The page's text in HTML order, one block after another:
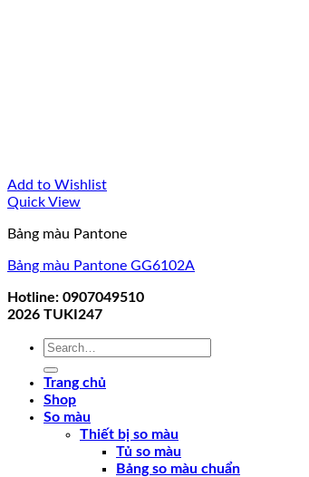
Add to Wishlist
Quick View
Bảng màu Pantone
Bảng màu Pantone GG6102A
Hotline: 0907049510
2026 TUKI247
Search
Trang chủ
Shop
So màu
Thiết bị so màu
Tủ so màu
Bảng so màu chuẩn